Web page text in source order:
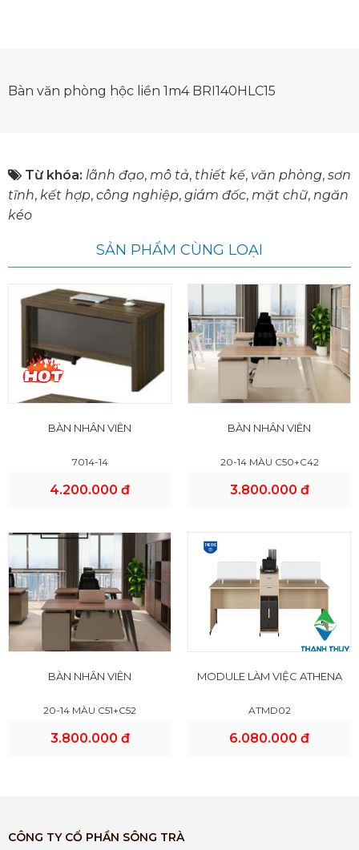
Bàn văn phòng hộc liền 1m4 BRI140HLC15
Từ khóa: lãnh đạo, mô tả, thiết kế, văn phòng, sơn
tĩnh, kết hợp, công nghiệp, giám đốc, mặt chữ, ngăn
kéo
SẢN PHẨM CÙNG LOẠI
BÀN NHÂN VIÊN
7014-14
4.200.000 đ
BÀN NHÂN VIÊN
20-14 MÀU C50+C42
3.800.000 đ
BÀN NHÂN VIÊN
20-14 MÀU C51+C52
3.800.000 đ
MODULE LÀM VIỆC ATHENA
ATMD02
6.080.000 đ
CÔNG TY CỔ PHẦN SÔNG TRÀ